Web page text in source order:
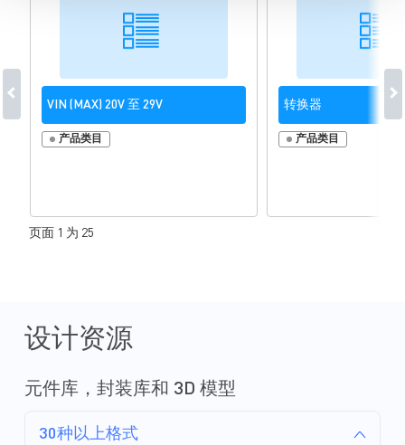
VIN (MAX) 20V 至 29V
产品类目
转换器
产品类目
页面 1 为 25
设计资源
元件库，封装库和 3D 模型
30种以上格式